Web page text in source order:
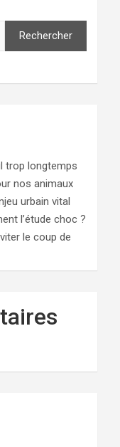
Rechercher
trop longtemps
nos animaux
urbain vital
l’étude choc ?
le coup de